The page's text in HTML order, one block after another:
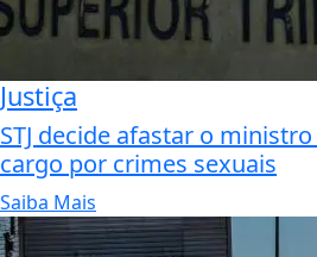
Justiça
STJ decide afastar o
cargo por crimes sexuais
Saiba Mais